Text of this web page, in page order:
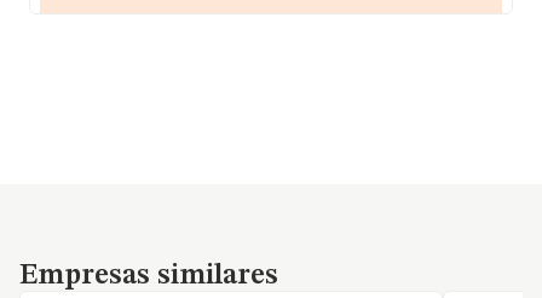
Empresas similares
Empresas similares